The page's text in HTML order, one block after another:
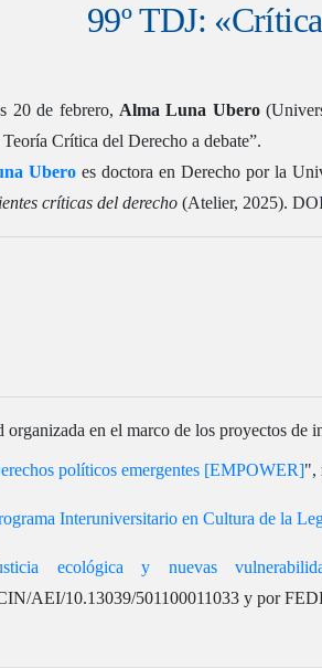
99º TDJ:
20 de febrero, Alma Luna Ubero
Crítica del Derecho a debate”.
Uberoes doctora en Derecho por la
críticas del derecho (Atelier, 2025).
organizada en el marco de los proyectos de
políticos emergentes [EMPOWER]",
Interuniversitario en Cultura de la
ecológica y nuevas
AEI/10.13039/501100011033 y por